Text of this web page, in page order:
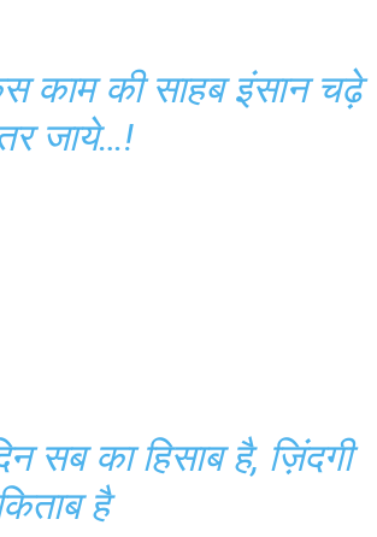
काम की साहब इंसान चढ़े
जाये…!
सब का हिसाब है, ज़िंदगी
है